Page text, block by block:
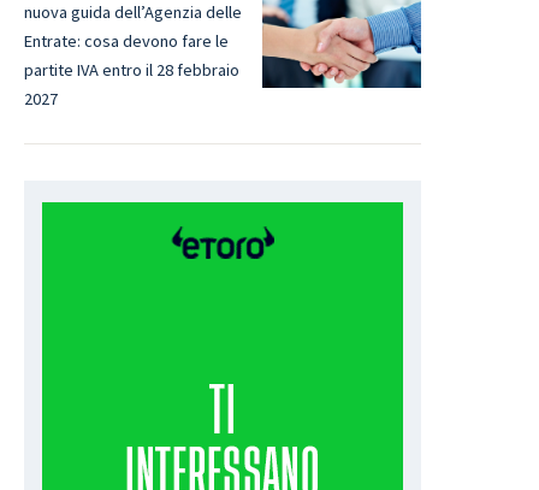
nuova guida dell’Agenzia delle
Entrate: cosa devono fare le
partite IVA entro il 28 febbraio
2027